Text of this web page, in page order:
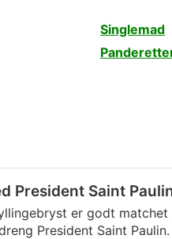
Singlemad
President Saint
er godt matchet
President Saint